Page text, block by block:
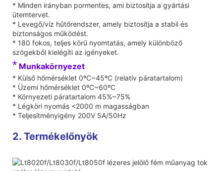
* Minden irányban pormentes, ami biztosítja a gyártási
ütemtervet.
* Levegő/víz hűtőrendszer, amely biztosítja a stabil és
biztonságos működést.
* 180 fokos, teljes körű nyomtatás, amely különböző
szögekből kielégíti az igényeket.
* Munkakörnyezet
* Külső hőmérséklet 0ºC~45ºC (relatív páratartalom)
* Üzemi hőmérséklet 0ºC~60ºC
* Környezeti páratartalom 45%~75%
* Légköri nyomás <2000 m magasságban
* Teljesítményigény 200V 5A/50Hz
2. Termékelőnyök